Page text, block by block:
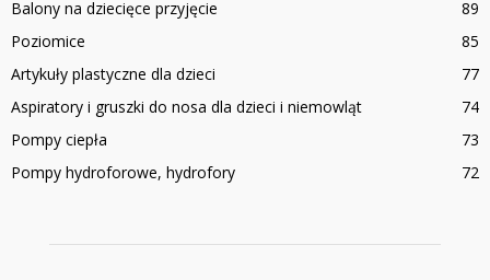
Balony na dziecięce przyjęcie
89
Poziomice
85
Artykuły plastyczne dla dzieci
77
Aspiratory i gruszki do nosa dla dzieci i niemowląt
74
Pompy ciepła
73
Pompy hydroforowe, hydrofory
72